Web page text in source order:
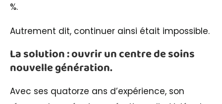
%.
Autrement dit, continuer ainsi était impossible.
La solution : ouvrir un centre de soins
nouvelle génération.
Avec ses quatorze ans d’expérience, son